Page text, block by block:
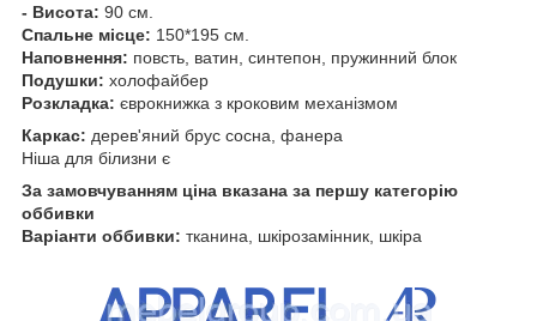
- Висота: 90 см.
Спальне місце: 150*195 см.
Наповнення: повсть ватин , синтепон , пружинний блок
Подушки: холофайбер
Розкладка: єврокнижка з кроковим механізмом
Каркас: дерев'яний брус сосна, фанера
Ніша для білизни є
За замовчуванням ціна вказана за першу категорію
оббивки
Варіанти оббивки: тканина, шкірозамінник, шкіра